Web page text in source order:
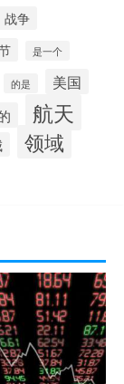
战争
是一个
的是 美国
航天
领域